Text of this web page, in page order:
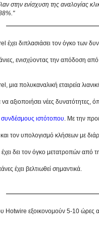
στην ενίσχυση της αναλογίας
έχει διπλασιάσει τον όγκο των
ενισχύοντας την απόδοση
μια πολυκαναλική εταιρεία
να αξιοποιήσει νέες δυνατότητες,
ιστότοπου. Με την
τον υπολογισμό κλήσεων με
δει τον όγκο μετατροπών από
έχει βελτιωθεί σημαντικά.
Hotwire εξοικονομούν 5-10 ώρες